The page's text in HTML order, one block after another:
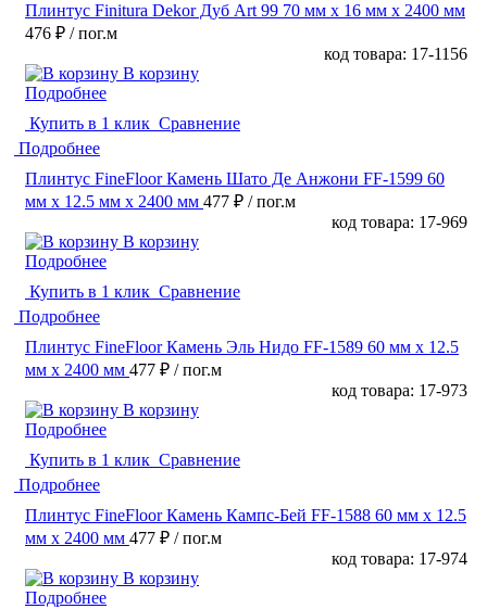
Плинтус Finitura Dekor Дуб Art 99 70 мм х 16 мм х 2400 мм
476 ₽ / пог.м
код товара: 17-1156
В корзину
Подробнее
Купить в 1 клик Сравнение
Подробнее
Плинтус FineFloor Камень Шато Де Анжони FF-1599 60
мм х 12.5 мм х 2400 мм 477 ₽ / пог.м
код товара: 17-969
В корзину
Подробнее
Купить в 1 клик Сравнение
Подробнее
Плинтус FineFloor Камень Эль Нидо FF-1589 60 мм х 12.5
мм х 2400 мм 477 ₽ / пог.м
код товара: 17-973
В корзину
Подробнее
Купить в 1 клик Сравнение
Подробнее
Плинтус FineFloor Камень Кампс-Бей FF-1588 60 мм х 12.5
мм х 2400 мм 477 ₽ / пог.м
код товара: 17-974
В корзину
Подробнее